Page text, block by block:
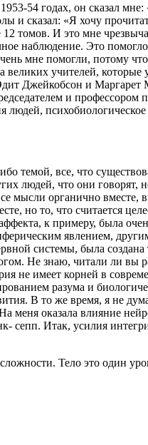
54 годах, он сказал
и сказал: «Я хочу
томов. И это мне
наблюдение. Это
мне помогли, потому
учителей,
Джейкобсон и
и профессором
темой, все, что
людей, что они говорят,
мысли органично вместе,
но то, что считается
к примеру, была
явлением,
системы, была создана
Не знаю, читали ли вы
не имеет корней в
разума и
В то же время, я не
меня оказала влияние
сепп. Итак, усилия
Тело это один